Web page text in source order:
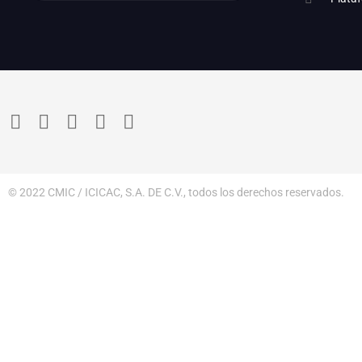
© 2022 CMIC / ICICAC, S.A. DE C.V., todos los derechos reservados.